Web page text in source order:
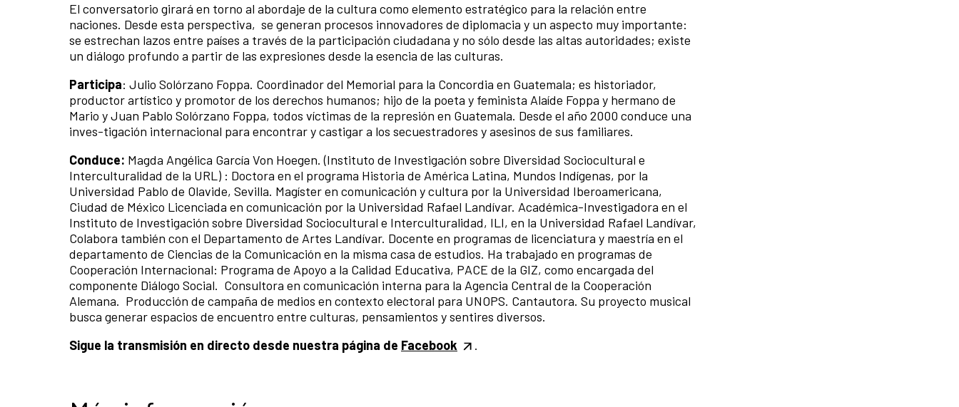
El conversatorio girará en torno al abordaje de la cultura como elemento estratégico para la relación entre
naciones. Desde esta perspectiva, se generan procesos innovadores de diplomacia y un aspecto muy importante:
se estrechan lazos entre países a través de la participación ciudadana y no sólo desde las altas autoridades; existe
un diálogo profundo a partir de las expresiones desde la esencia de las culturas.
Participa: Julio Solórzano Foppa. Coordinador del Memorial para la Concordia en Guatemala; es historiador,
productor artístico y promotor de los derechos humanos; hijo de la poeta y feminista Alaíde Foppa y hermano de
Mario y Juan Pablo Solórzano Foppa, todos víctimas de la represión en Guatemala. Desde el año 2000 conduce una
inves-tigación internacional para encontrar y castigar a los secuestradores y asesinos de sus familiares.
Conduce: Magda Angélica García Von Hoegen.(Instituto de Investigación sobre Diversidad Sociocultural e
Interculturalidad de la URL) : Doctora en el programa Historia de América Latina, Mundos Indígenas, por la
Universidad Pablo de Olavide, Sevilla. Magíster en comunicación y cultura por la Universidad Iberoamericana,
Ciudad de México Licenciada en comunicación por la Universidad Rafael Landívar. Académica-Investigadora en el
Instituto de Investigación sobre Diversidad Sociocultural e Interculturalidad, ILI, en la Universidad Rafael Landívar,
Colabora también con el Departamento de Artes Landívar. Docente en programas de licenciatura y maestría en el
departamento de Ciencias de la Comunicación en la misma casa de estudios. Ha trabajado en programas de
Cooperación Internacional: Programa de Apoyo a la Calidad Educativa, PACE de la GIZ, como encargada del
componente Diálogo Social. Consultora en comunicación interna para la Agencia Central de la Cooperación
Alemana. Producción de campaña de medios en contexto electoral para UNOPS. Cantautora. Su proyecto musical
busca generar espacios de encuentro entre culturas, pensamientos y sentires diversos.
Sigue la transmisión en directo desde nuestra página de Facebook .